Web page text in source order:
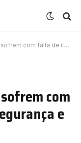
segurança e vias que viram lama
com
e